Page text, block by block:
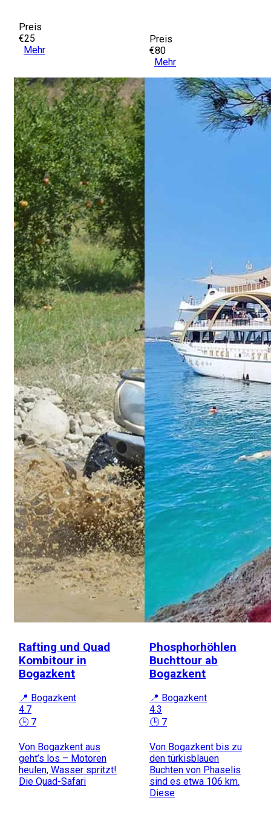
Preis
€25
Mehr
Preis
€80
Mehr
Rafting und Quad
Kombitour in
Bogazkent
📍 Bogazkent
4.7
🕒 7
Von Bogazkent aus
geht’s los – Motoren
heulen, Wasser spritzt!
Die Quad-Safari
Phosphorhöhlen
Buchttour ab
Bogazkent
📍 Bogazkent
4.3
🕒 7
Von Bogazkent bis zu
den türkisblauen
Buchten von Phaselis
sind es etwa 106 km.
Diese